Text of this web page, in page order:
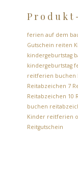
ferien auf dem
Gutschein reiten
kindergeburtstag
kindergeburtstag
reitferien buchen
Reitabzeichen 7
Reitabzeichen 10
buchen
Kinder reitferien
Reitgutschein